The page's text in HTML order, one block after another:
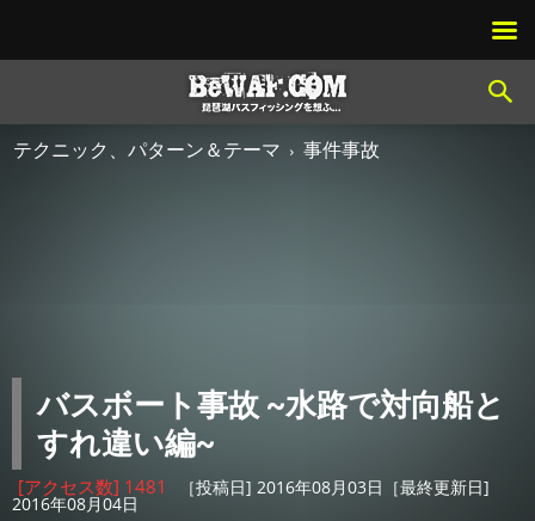
テクニック、パターン＆テーマ 事件事故
バスボート事故 ~水路で対向船と
すれ違い編~
[アクセス数] 1481 ［投稿日] 2016年08月03日［最終更新日]
2016年08月04日